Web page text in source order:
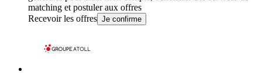
matching et postuler aux offres
Recevoir les offres Je confirme